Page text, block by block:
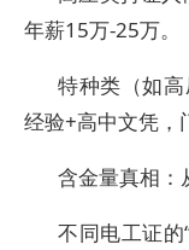
年薪15万-25万。
特种类（如
经验+高中文凭，
含金量真相：
不同电工证